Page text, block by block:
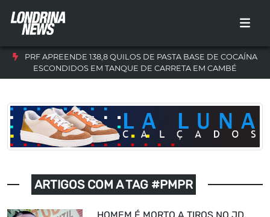
PRF APREENDE 138,8 QUILOS DE PASTA BASE DE COCAÍNA
ESCONDIDOS EM TANQUE DE CARRETA EM CAMBÉ
ARTIGOS COM A TAG #PMPR